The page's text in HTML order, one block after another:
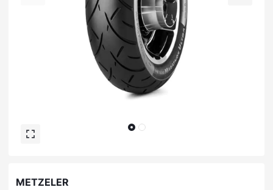
METZELER